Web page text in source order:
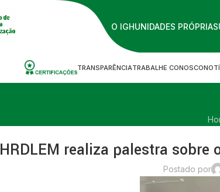
O IGHUNIDADES PRÓPRIAS
TRANSPARÊNCIATRABALHE CONOSCO
HRDLEM realiza palestra
Postado por